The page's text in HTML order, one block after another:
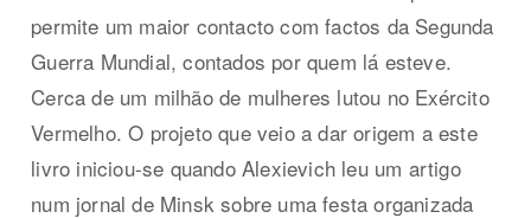
permite um maior contacto com factos da Segunda
Guerra Mundial, contados por quem lá esteve.
Cerca de um milhão de mulheres lutou no Exército
Vermelho. O projeto que veio a dar origem a este
livro iniciou-se quando Alexievich leu um artigo
num jornal de Minsk sobre uma festa organizada